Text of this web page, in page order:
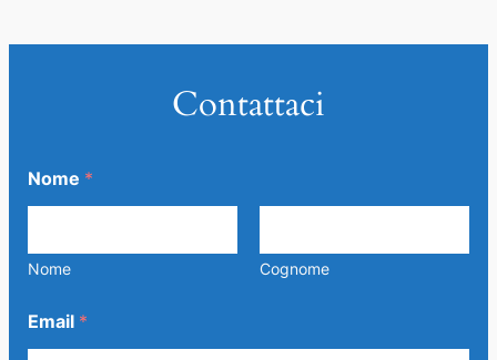
Contattaci
Nome *
Nome Cognome
Email *